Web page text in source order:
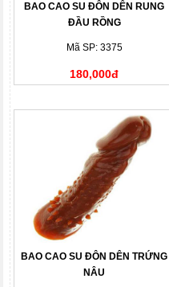
BAO CAO SU ĐÔN DÊN RUNG
ĐẦU RỒNG
Mã SP: 3375
180,000đ
BAO CAO SU ĐÔN DÊN TRỨNG
NÂU